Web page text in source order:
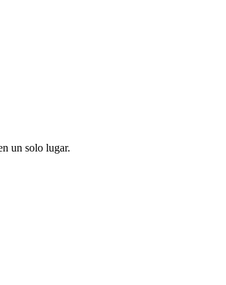
un solo lugar.